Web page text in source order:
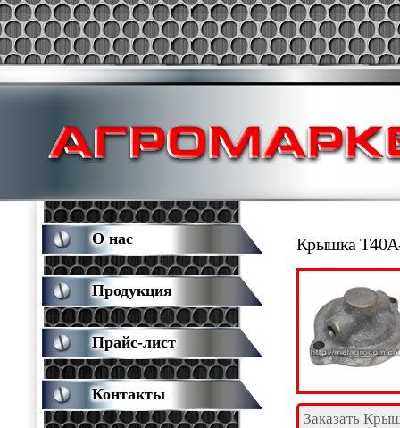
Крышка
Заказать
О нас
Продукция
Прайс-лист
Контакты